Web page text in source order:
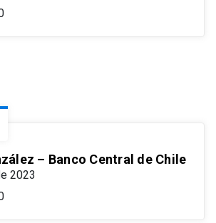
– Banco Central de Chile
2023